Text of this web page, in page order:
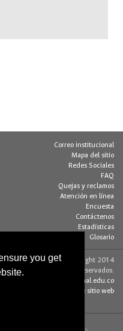
you get
Correo institucional
Mapa del sitio
Redes Sociales
FAQ
Quejas y reclamos
Atención en línea
Encuesta
Contáctenos
Estadísticas
Glosario
© Copyright 2014
Algunos derechos reservados.
editorweb_fchbog@unal.edu.co
Acerca de este sitio web